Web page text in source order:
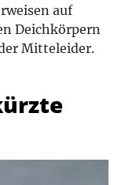
auf
Deichkörpern
Mitteleider.